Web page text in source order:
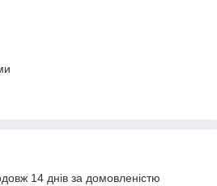
14 днів за домовленістю